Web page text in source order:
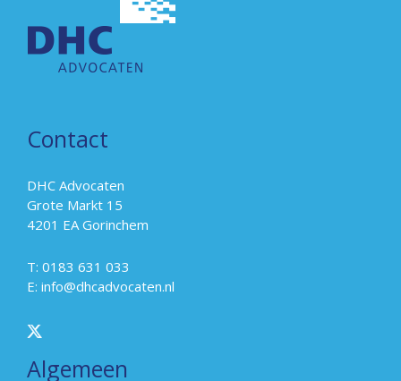
Contact
DHC Advocaten
Grote Markt 15
4201 EA Gorinchem
T: 0183 631 033
E: info@dhcadvocaten.nl
Algemeen